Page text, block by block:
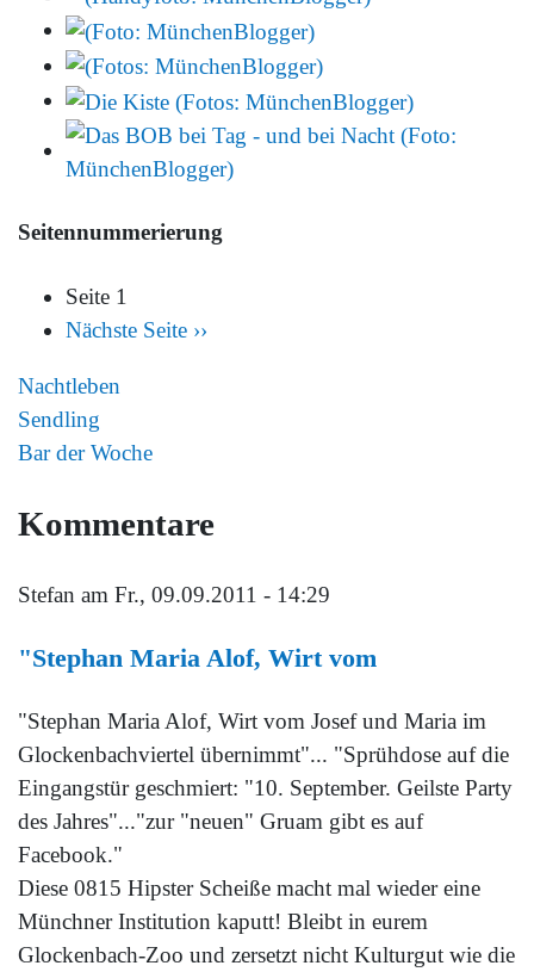
Seitennummerierung
Seite 1
Nächste Seite ››
Nachtleben
Sendling
Bar der Woche
Kommentare
Stefan am Fr., 09.09.2011 - 14:29
"Stephan Maria Alof, Wirt vom
"Stephan Maria Alof, Wirt vom Josef und Maria im
Glockenbachviertel übernimmt"... "Sprühdose auf die
Eingangstür geschmiert: "10. September. Geilste Party
des Jahres"..."zur "neuen" Gruam gibt es auf
Facebook."
Diese 0815 Hipster Scheiße macht mal wieder eine
Münchner Institution kaputt! Bleibt in eurem
Glockenbach-Zoo und zersetzt nicht Kulturgut wie die